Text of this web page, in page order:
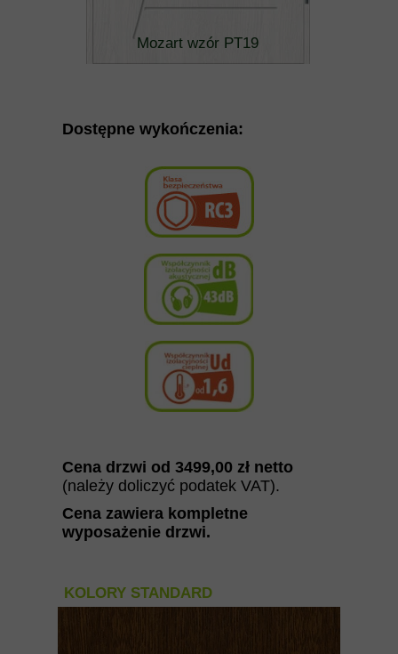
Cena zawiera kompletne
wyposażenie drzwi.
Cena drzwi od 3499,00 zł netto
(należy doliczyć podatek VAT).
KOLORY STANDARD
Dostępne wykończenia:
Mozart wzór PT19